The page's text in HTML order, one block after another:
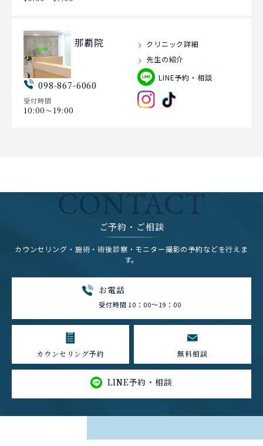
那覇院
098-867-6060
受付時間
10:00〜19:00
クリニック詳細
先生の紹介
LINE予約・相談
CONTACT
ご予約・ご相談
カウンセリング・施術・術後診察・モニター撮影の予約などを行えま
す。
お電話
受付時間 10：00～19：00
カウンセリング予約 無料相談
LINE予約・相談